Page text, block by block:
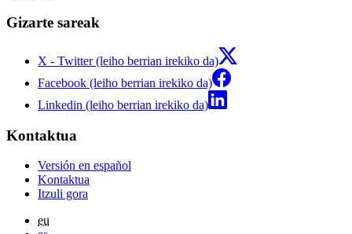
Gizarte sareak
X - Twitter (leiho berrian irekiko da)
Facebook (leiho berrian irekiko da)
Linkedin (leiho berrian irekiko da)
Kontaktua
Versión en español
Kontaktua
Itzuli gora
eu